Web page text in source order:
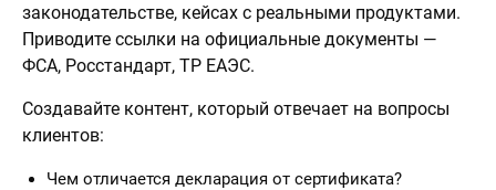
законодательстве, кейсах с реальными продуктами.
Приводите ссылки на официальные документы —
ФСА, Росстандарт, ТР ЕАЭС.
Создавайте контент, который отвечает на вопросы
клиентов:
Чем отличается декларация от сертификата?